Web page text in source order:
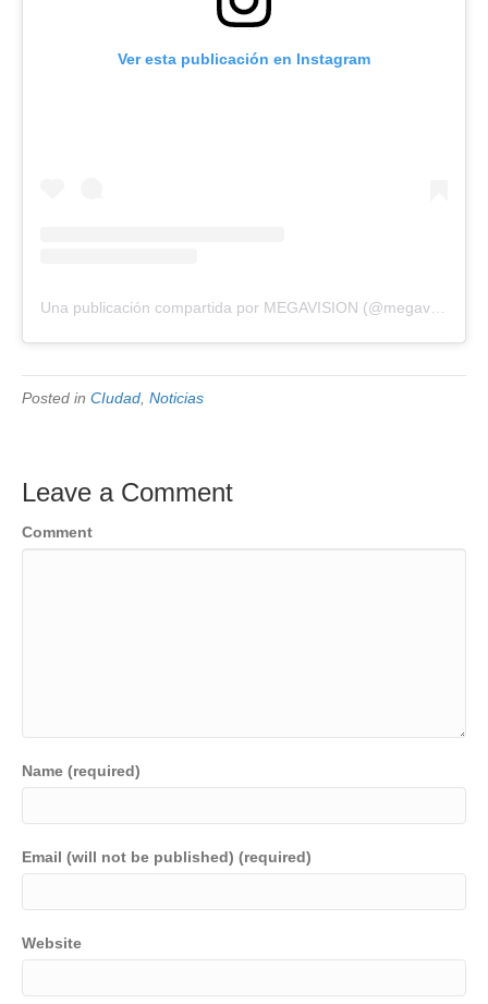
Ver esta publicación en Instagram
Posted in CIudad Noticias
Leave a Comment
Comment
Name (required)
Email (will not be published) (required)
Website